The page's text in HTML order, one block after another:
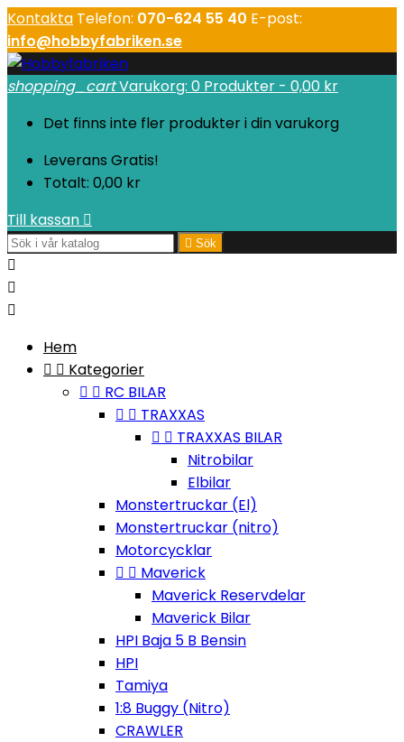
Kontakta Telefon: 070-624 55 40 E-post:
info@hobbyfabriken.se
shopping_cartVarukorg: 0 Produkter - 0,00 kr
Det finns inte fler produkter i din varukorg
Leverans Gratis!
Totalt: 0,00 kr
Till kassan 
 Sök



Hem
  Kategorier
  RC BILAR
  TRAXXAS
  TRAXXAS BILAR
Nitrobilar
Elbilar
Monstertruckar (El)
Monstertruckar (nitro)
Motorcycklar
  Maverick
Maverick Reservdelar
Maverick Bilar
HPI Baja 5 B Bensin
HPI
Tamiya
1:8 Buggy (Nitro)
CRAWLER